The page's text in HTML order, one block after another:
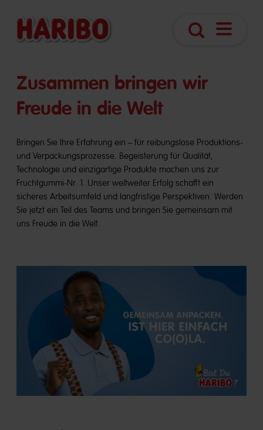
​​Zusammen bringen wir
Freude in die Welt
Bringen Sie Ihre Erfahrung ein – für reibungslose Produktions-
und Verpackungsprozesse. Begeisterung für Qualität,
Technologie und einzigartige Produkte machen uns zur
Fruchtgummi-Nr. 1. Unser weltweiter Erfolg schafft ein
sicheres Arbeitsumfeld und langfristige Perspektiven. Werden
Sie jetzt ein Teil des Teams und bringen Sie gemeinsam mit
uns Freude in die Welt.